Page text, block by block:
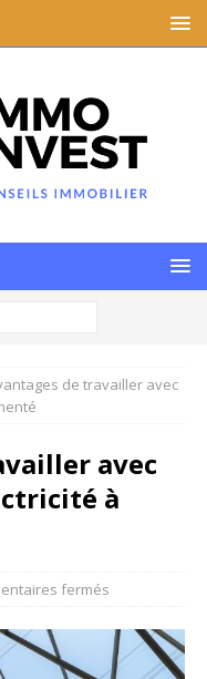
de travailler avec
avec
à
fermés